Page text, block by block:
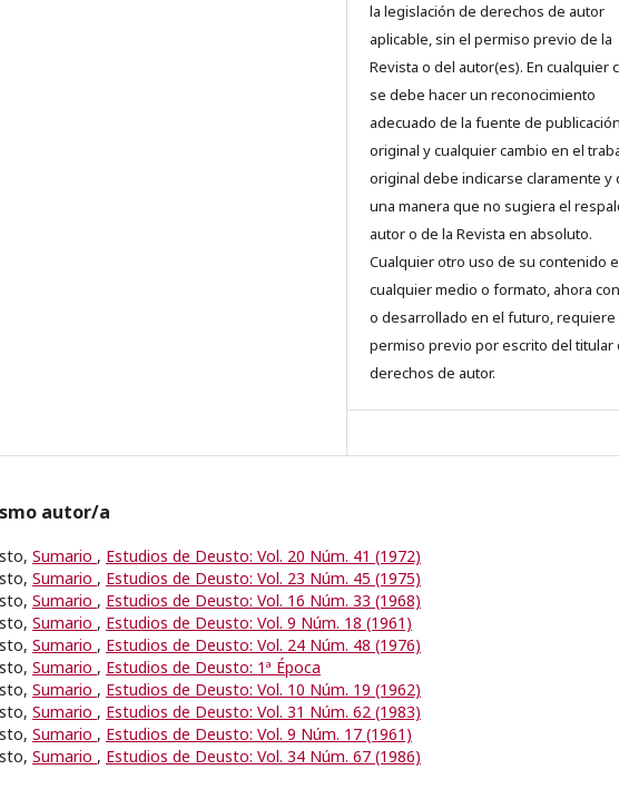
la legislación de derechos de autor
aplicable, sin el permiso previo de la
Revista o del autor(es). En cualquier
se debe hacer un reconocimiento
adecuado de la fuente de publicación
original y cualquier cambio en el
original debe indicarse claramente y
una manera que no sugiera el
autor o de la Revista en absoluto.
Cualquier otro uso de su contenido
cualquier medio o formato, ahora
o desarrollado en el futuro, requiere
permiso previo por escrito del titular
derechos de autor.
autor/a
Sumario , Estudios de Deusto: Vol. 20 Núm. 41 (1972)
Sumario , Estudios de Deusto: Vol. 23 Núm. 45 (1975)
Sumario , Estudios de Deusto: Vol. 16 Núm. 33 (1968)
Sumario , Estudios de Deusto: Vol. 9 Núm. 18 (1961)
Sumario , Estudios de Deusto: Vol. 24 Núm. 48 (1976)
Sumario , Estudios de Deusto: 1ª Época
Sumario , Estudios de Deusto: Vol. 10 Núm. 19 (1962)
Sumario , Estudios de Deusto: Vol. 31 Núm. 62 (1983)
Sumario , Estudios de Deusto: Vol. 9 Núm. 17 (1961)
Sumario , Estudios de Deusto: Vol. 34 Núm. 67 (1986)